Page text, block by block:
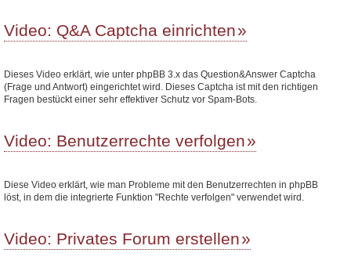
Video: Q&A Captcha einrichten
Dieses Video erklärt, wie unter phpBB 3.x das Question&Answer Captcha
(Frage und Antwort) eingerichtet wird. Dieses Captcha ist mit den richtigen
Fragen bestückt einer sehr effektiver Schutz vor Spam-Bots.
Video: Benutzerrechte verfolgen
Diese Video erklärt, wie man Probleme mit den Benutzerrechten in phpBB
löst, in dem die integrierte Funktion "Rechte verfolgen" verwendet wird.
Video: Privates Forum erstellen